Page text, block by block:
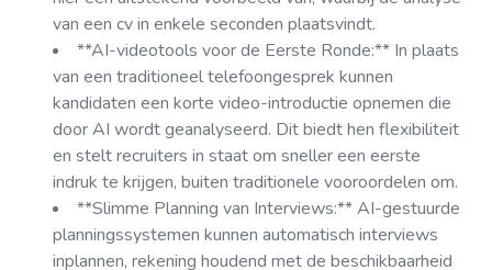
van een cv in enkele seconden plaatsvindt.
**AI-videotools voor de Eerste Ronde:** In plaats
van een traditioneel telefoongesprek kunnen
kandidaten een korte video-introductie opnemen die
door AI wordt geanalyseerd. Dit biedt hen flexibiliteit
en stelt recruiters in staat om sneller een eerste
indruk te krijgen, buiten traditionele vooroordelen om.
**Slimme Planning van Interviews:** AI-gestuurde
planningssystemen kunnen automatisch interviews
inplannen, rekening houdend met de beschikbaarheid